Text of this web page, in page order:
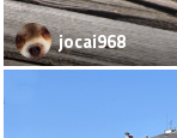
jocai968